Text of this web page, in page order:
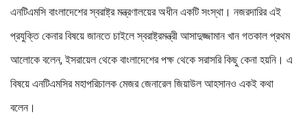
এনটিএমসি বাংলাদেশের স্বরাষ্ট্র মন্ত্রণালয়ের অধীন একটি সংস্থা। নজরদারির এই
প্রযুক্তি কেনার বিষয়ে জানতে চাইলে স্বরাষ্ট্রমন্ত্রী আসাদুজ্জামান খান গতকাল প্রথম
আলোকে বলেন, ইসরায়েল থেকে বাংলাদেশের পক্ষ থেকে সরাসরি কিছু কেনা হয়নি। এ
বিষয়ে এনটিএমসির মহাপরিচালক মেজর জেনারেল জিয়াউল আহসানও একই কথা
বলেন।